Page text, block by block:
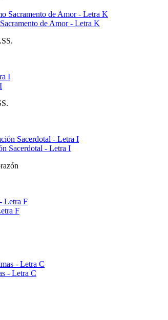
de Amor - Letra K
Sacerdotal - Letra I
F
- Letra C